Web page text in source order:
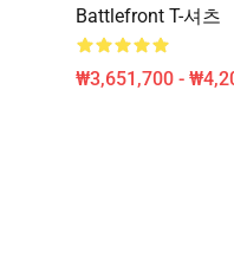
Battlefront T-셔츠
₩3,651,700 -